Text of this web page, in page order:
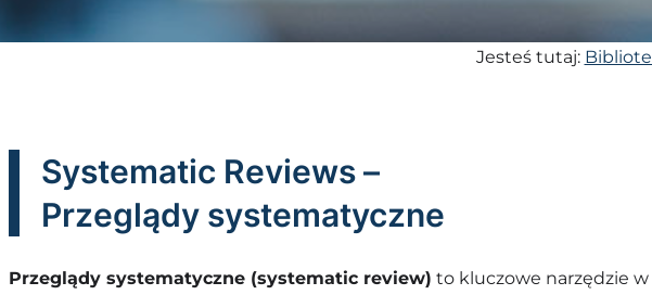
Jesteś tutaj:
Systematic Reviews –
Przeglądy systematyczne
Przeglądy systematyczne (systematic review) to kluczowe narzędzie